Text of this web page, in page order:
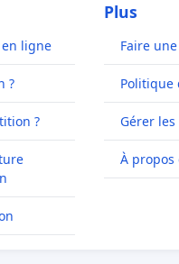
ligne
?
?
Plus
Faire
Politique
Gérer les
À propos